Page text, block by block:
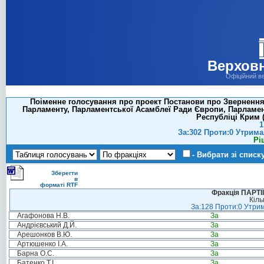
Офіційний
Поіменне голосування про проект Постанови про
Парламенту, Парламентської Асамблеї Ради Європи,
Республіці
За:302 Проти:0
- Вибрати зі
Зберегти
в
форматі RTF
Фракція
За:128 Проти:0
Агафонова Н.В.
За
Андрієвський Д.Й.
За
Арешонков В.Ю.
За
Артюшенко І.А.
За
Барна О.С.
За